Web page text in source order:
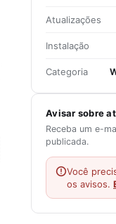
Atualizações
Instalação
Categoria
Avisar sobre
Receba um e-
publicada.
Você
os avisos.